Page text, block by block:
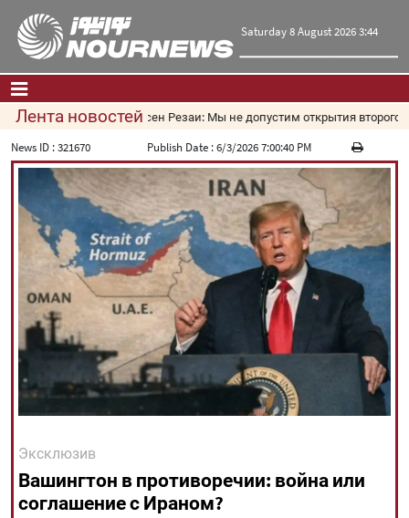
Saturday 8 August 2026 3:44
Главная|Контакты|О нас
Новости
Культура и общество
Экономика
Политика
взгляд
Мультимедиа
|فارسی English|العربیه |
עברית|русский |
All rights reserved for NourNews
Copyright © 2021 www.nournews.ir
Лента новостейМохсен Резаи: Мы не допустим открытия второго
News ID :321670 Publish Date :6/3/2026 7:00:40 PM
Эксклюзив
Вашингтон в противоречии: война или
соглашение с Ираном?